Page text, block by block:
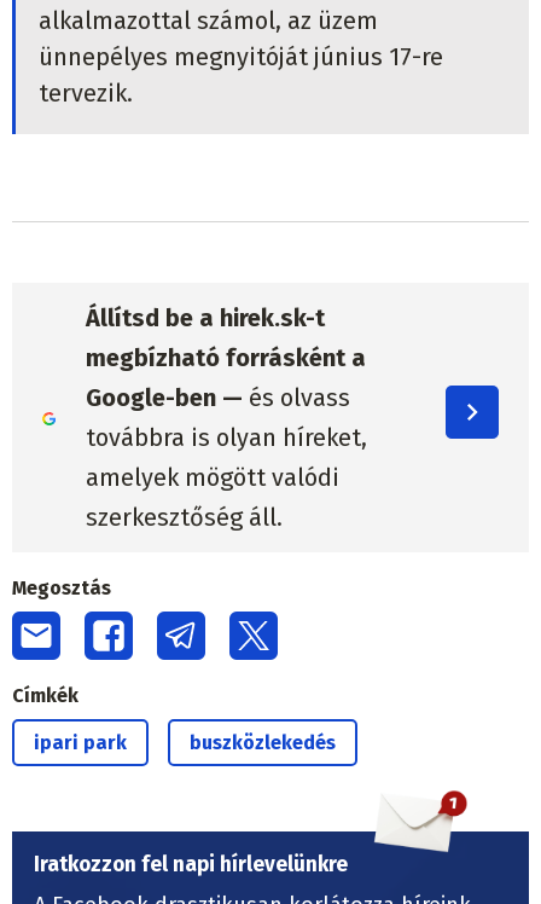
alkalmazottal számol, az üzem
ünnepélyes megnyitóját június 17-re
tervezik.
Állítsd be a hirek.sk-t
megbízható forrásként a
Google-ben — és olvass
továbbra is olyan híreket,
amelyek mögött valódi
szerkesztőség áll.
Megosztás
Címkék
ipari park buszközlekedés
Iratkozzon fel napi hírlevelünkre